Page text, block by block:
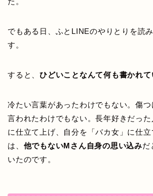
でもある日、ふとLINEのやりとりを読
す。
すると、ひどいことなんて何も書かれて
冷たい言葉があったわけでもない。傷
言われたわけでもない。長年好きだった
に仕立て上げ、自分を「バカ女」に仕
は、 他でもないMさん自身の思い込みだ
いたのです。